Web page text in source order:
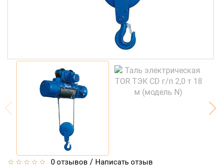
0 отзывов / Написать отзыв